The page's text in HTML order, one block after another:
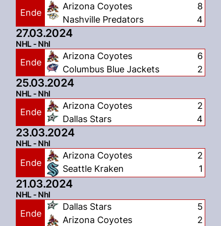
Ende
Arizona Coyotes
Nashville Predators
8
4
27.03.2024
NHL - Nhl
Ende
Arizona Coyotes
Columbus Blue Jackets
6
2
25.03.2024
NHL - Nhl
Ende
Arizona Coyotes
Dallas Stars
2
4
23.03.2024
NHL - Nhl
Ende
Arizona Coyotes
Seattle Kraken
2
1
21.03.2024
NHL - Nhl
Ende
Dallas Stars
Arizona Coyotes
5
2